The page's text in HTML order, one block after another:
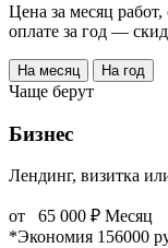
Цена за месяц
оплате за год —
На месяц На год
Чаще берут
Бизнес
Лендинг, визитка
от 65 000 ₽ Месяц
*Экономия 156000